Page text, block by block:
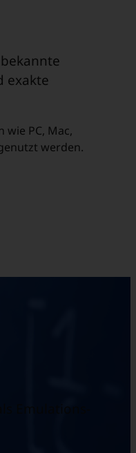
exakte
wie PC, Mac,
werden.
Emulations-
Seine Funktionalität